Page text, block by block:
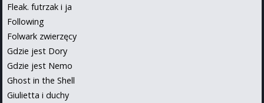
Fleak. futrzak i ja
Following
Folwark zwierzęcy
Gdzie jest Dory
Gdzie jest Nemo
Ghost in the Shell
Giulietta i duchy